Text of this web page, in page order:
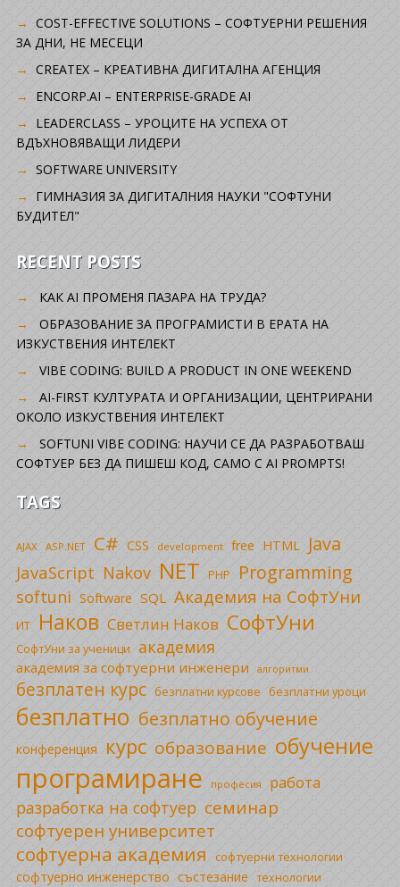
COST-EFFECTIVE SOLUTIONS – СОФТУЕРНИ РЕШЕНИЯ
ЗА ДНИ, НЕ МЕСЕЦИ
CREATEX – КРЕАТИВНА ДИГИТАЛНА АГЕНЦИЯ
ENCORP.AI – ENTERPRISE-GRADE AI
LEADERCLASS – УРОЦИТЕ НА УСПЕХА ОТ
ВДЪХНОВЯВАЩИ ЛИДЕРИ
SOFTWARE UNIVERSITY
ГИМНАЗИЯ ЗА ДИГИТАЛНИЯ НАУКИ "СОФТУНИ
БУДИТЕЛ"
RECENT POSTS
КАК AI ПРОМЕНЯ ПАЗАРА НА ТРУДА?
ОБРАЗОВАНИЕ ЗА ПРОГРАМИСТИ В ЕРАТА НА
ИЗКУСТВЕНИЯ ИНТЕЛЕКТ
VIBE CODING: BUILD A PRODUCT IN ONE WEEKEND
AI-FIRST КУЛТУРАТА И ОРГАНИЗАЦИИ, ЦЕНТРИРАНИ
ОКОЛО ИЗКУСТВЕНИЯ ИНТЕЛЕКТ
SOFTUNI VIBE CODING: НАУЧИ СЕ ДА РАЗРАБОТВАШ
СОФТУЕР БЕЗ ДА ПИШЕШ КОД, САМО С AI PROMPTS!
TAGS
AJAX ASP.NET C# CSS development free HTML Java
JavaScript Nakov NET PHP Programming
softuni Software SQL Академия на СофтУни
ИТ Наков Светлин Наков СофтУни
СофтУни за ученици академия
академия за софтуерни инженери алгоритми
безплатен курс безплатни курсове безплатни уроци
безплатно безплатно обучение
конференция курс образование обучение
програмиране професия работа
разработка на софтуер семинар
софтуерен университет
софтуерна академия софтуерни технологии
софтуерно инженерство състезание технологии